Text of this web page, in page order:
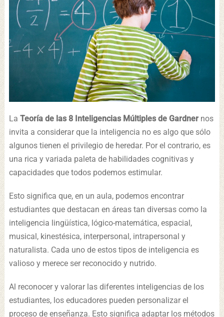
La Teoría de las 8 Inteligencias Múltiples de Gardnernos
invita a considerar que la inteligencia no es algo que sólo
algunos tienen el privilegio de heredar. Por el contrario, es
una rica y variada paleta de habilidades cognitivas y
capacidades que todos podemos estimular.
Esto significa que, en un aula, podemos encontrar
estudiantes que destacan en áreas tan diversas como la
inteligencia lingüística, lógico-matemática, espacial,
musical, kinestésica, interpersonal, intrapersonal y
naturalista. Cada uno de estos tipos de inteligencia es
valioso y merece ser reconocido y nutrido.
Al reconocer y valorar las diferentes inteligencias de los
estudiantes, los educadores pueden personalizar el
proceso de enseñanza. Esto significa adaptar los métodos